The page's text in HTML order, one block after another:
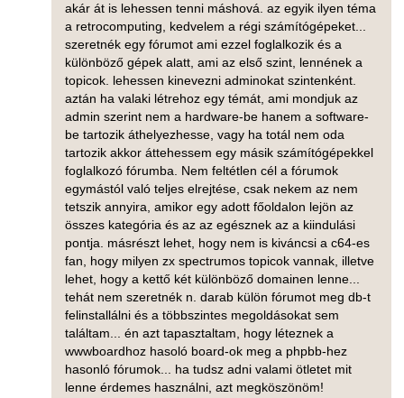
akár át is lehessen tenni máshová. az egyik ilyen téma
a retrocomputing, kedvelem a régi számítógépeket...
szeretnék egy fórumot ami ezzel foglalkozik és a
különböző gépek alatt, ami az első szint, lennének a
topicok. lehessen kinevezni adminokat szintenként.
aztán ha valaki létrehoz egy témát, ami mondjuk az
admin szerint nem a hardware-be hanem a software-
be tartozik áthelyezhesse, vagy ha totál nem oda
tartozik akkor áttehessem egy másik számítógépekkel
foglalkozó fórumba. Nem feltétlen cél a fórumok
egymástól való teljes elrejtése, csak nekem az nem
tetszik annyira, amikor egy adott főoldalon lejön az
összes kategória és az az egésznek az a kiindulási
pontja. másrészt lehet, hogy nem is kiváncsi a c64-es
fan, hogy milyen zx spectrumos topicok vannak, illetve
lehet, hogy a kettő két különböző domainen lenne...
tehát nem szeretnék n. darab külön fórumot meg db-t
felinstallálni és a többszintes megoldásokat sem
találtam... én azt tapasztaltam, hogy léteznek a
wwwboardhoz hasoló board-ok meg a phpbb-hez
hasonló fórumok... ha tudsz adni valami ötletet mit
lenne érdemes használni, azt megköszönöm!